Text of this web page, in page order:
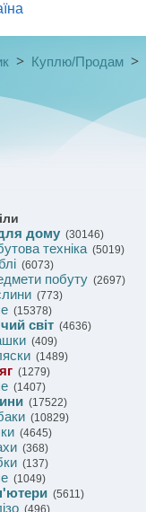
> Куплю/Продам >
дому (30146)
техніка(5019)
(6073)
побуту (2697)
(773)
(15378)
світ (4636)
(409)
(1489)
(1279)
(1407)
(17522)
(10829)
(4645)
(368)
(137)
(1049)
(5611)
(496)